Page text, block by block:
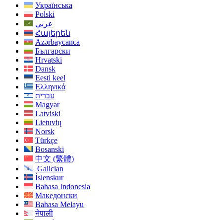
Українська
Polski
عربي
Հայերեն
Azərbaycanca
Български
Hrvatski
Dansk
Eesti keel
Ελληνικά
עִברִית
Magyar
Latviski
Lietuvių
Norsk
Türkçe
Bosanski
中文 (繁體)
Galician
Íslenskur
Bahasa Indonesia
Македонски
Bahasa Melayu
नेपाली